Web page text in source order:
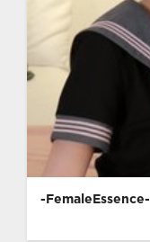
-FemaleEssence-